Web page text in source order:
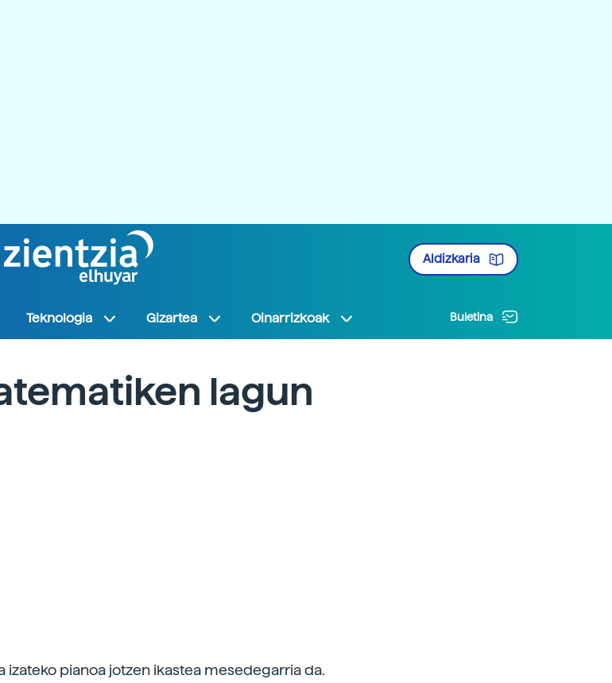
Aldizkaria
Teknologia Gizartea Oinarrizkoak Buletina
lagun
izateko pianoa jotzen ikastea mesedegarria da.